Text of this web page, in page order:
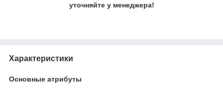
уточняйте у менеджера!
Характеристики
Основные атрибуты